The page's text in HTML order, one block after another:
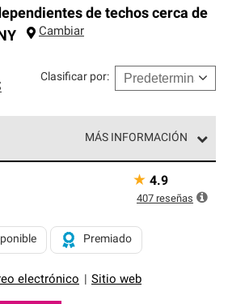
de techos cerca de
Cambiar
Clasificar por:
MÁS INFORMACIÓN
nivel superior de nuestra red
estándares estrictos de
nuestra mejor garantía de
electrónico Sitio web
Premiado
★ 4.9
407 reseñas